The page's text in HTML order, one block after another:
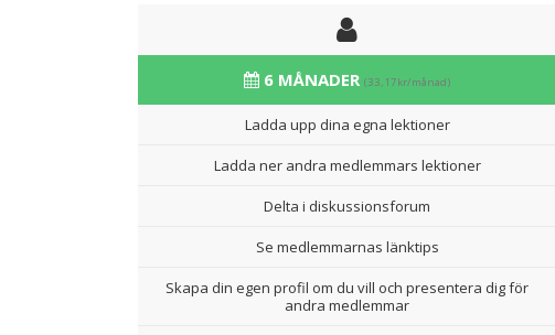
6 MÅNADER (33,17kr/månad)
Ladda upp dina egna lektioner
Ladda ner andra medlemmars lektioner
Delta i diskussionsforum
Se medlemmarnas länktips
Skapa din egen profil om du vill och presentera dig för
andra medlemmar